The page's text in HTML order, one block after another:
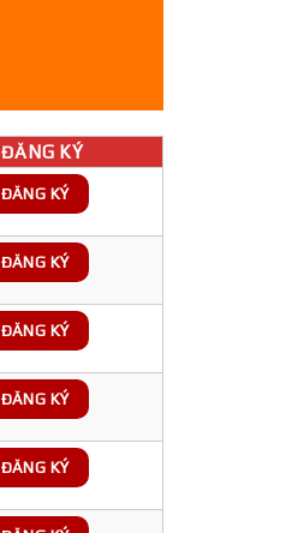
ĐĂNG KÝ
ĐĂNG KÝ
ĐĂNG KÝ
ĐĂNG KÝ
ĐĂNG KÝ
ĐĂNG KÝ